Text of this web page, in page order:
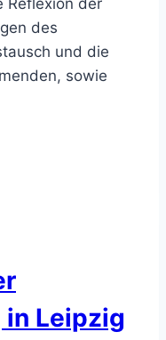
des
und die
sowie
Leipzig